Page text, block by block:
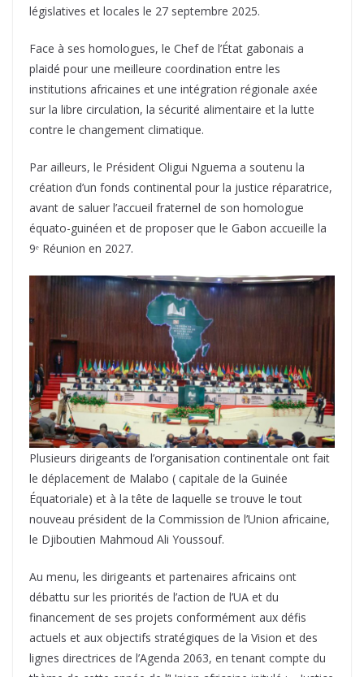
législatives et locales le 27 septembre 2025.
Face à ses homologues, le Chef de l’État gabonais a
plaidé pour une meilleure coordination entre les
institutions africaines et une intégration régionale axée
sur la libre circulation, la sécurité alimentaire et la lutte
contre le changement climatique.
Par ailleurs, le Président Oligui Nguema a soutenu la
création d’un fonds continental pour la justice réparatrice,
avant de saluer l’accueil fraternel de son homologue
équato-guinéen et de proposer que le Gabon accueille la
9ᵉ Réunion en 2027.
Plusieurs dirigeants de l’organisation continentale ont fait
le déplacement de Malabo ( capitale de la Guinée
Équatoriale) et à la tête de laquelle se trouve le tout
nouveau président de la Commission de l’Union africaine,
le Djiboutien Mahmoud Ali Youssouf.
Au menu, les dirigeants et partenaires africains ont
débattu sur les priorités de l’action de l’UA et du
financement de ses projets conformément aux défis
actuels et aux objectifs stratégiques de la Vision et des
lignes directrices de l’Agenda 2063, en tenant compte du